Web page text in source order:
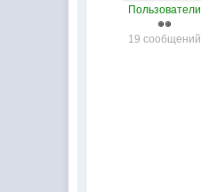
Пользователи
19 сообщений